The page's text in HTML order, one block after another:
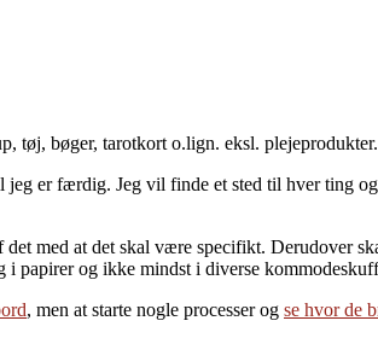
tøj, bøger, tarotkort o.lign. eksl. plejeprodukter.
er færdig. Jeg vil finde et sted til hver ting
med at det skal være specifikt. Derudover
og ikke mindst i diverse
, men at starte nogle processer og se hvor de